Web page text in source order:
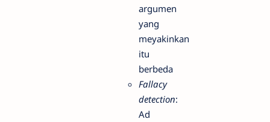
argumen
yang
meyakinkan
itu
berbeda
Fallacy
detection:
Ad